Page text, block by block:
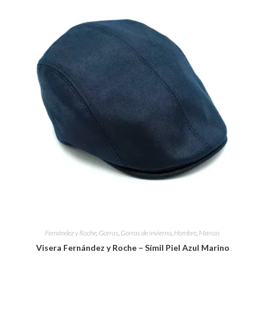
Fernández y Roche, Gorras, Gorras de invierno, Hombre, Marcas
Visera Fernández y Roche – Símil Piel Azul Marino